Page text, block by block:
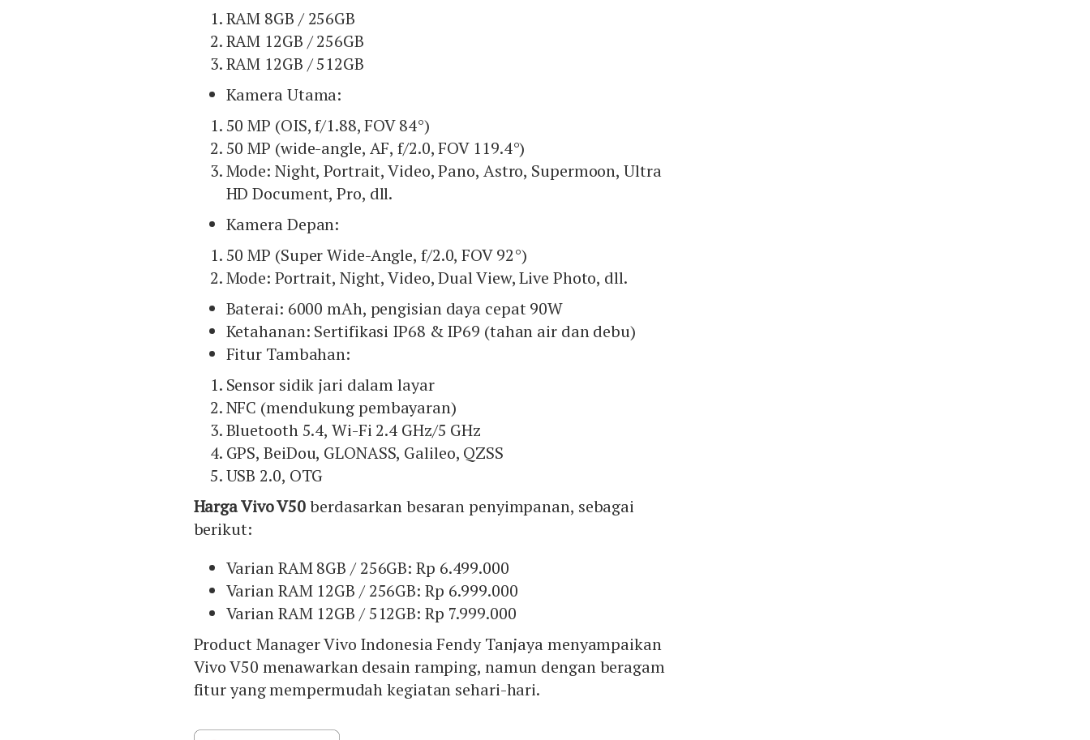
RAM 8GB / 256GB
RAM 12GB / 256GB
RAM 12GB / 512GB
Kamera Utama:
50 MP (OIS, f/1.88, FOV 84°)
50 MP (wide-angle, AF, f/2.0, FOV 119.4°)
Mode: Night, Portrait, Video, Pano, Astro, Supermoon, Ultra
HD Document, Pro, dll.
Kamera Depan:
50 MP (Super Wide-Angle, f/2.0, FOV 92°)
Mode: Portrait, Night, Video, Dual View, Live Photo, dll.
Baterai: 6000 mAh, pengisian daya cepat 90W
Ketahanan: Sertifikasi IP68 & IP69 (tahan air dan debu)
Fitur Tambahan:
Sensor sidik jari dalam layar
NFC (mendukung pembayaran)
Bluetooth 5.4, Wi-Fi 2.4 GHz/5 GHz
GPS, BeiDou, GLONASS, Galileo, QZSS
USB 2.0, OTG
Harga Vivo V50berdasarkan besaran penyimpanan, sebagai
berikut:
Varian RAM 8GB / 256GB: Rp 6.499.000
Varian RAM 12GB / 256GB: Rp 6.999.000
Varian RAM 12GB / 512GB: Rp 7.999.000
Product Manager Vivo Indonesia Fendy Tanjaya menyampaikan
Vivo V50 menawarkan desain ramping, namun dengan beragam
fitur yang mempermudah kegiatan sehari-hari.